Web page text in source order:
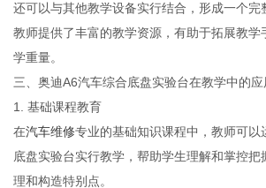
还可以与其他教学设备实行结合，形成一个完
教师提供了丰富的教学资源，有助于拓展教学
学重量。
三、奥迪A6汽车综合底盘实验台在教学中的应
1. 基础课程教育
在汽车维修专业的基础知识课程中，教师可以
底盘实验台实行教学，帮助学生理解和掌控把
理和构造特别点。